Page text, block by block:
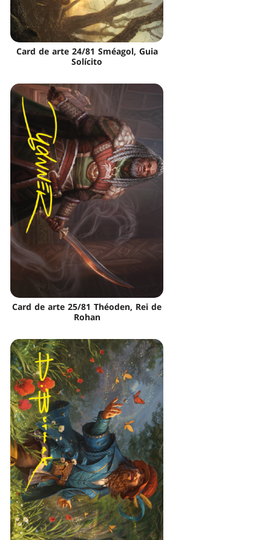
Card de arte 24/81 Sméagol, Guia
Solícito
Card de arte 25/81 Théoden, Rei de
Rohan